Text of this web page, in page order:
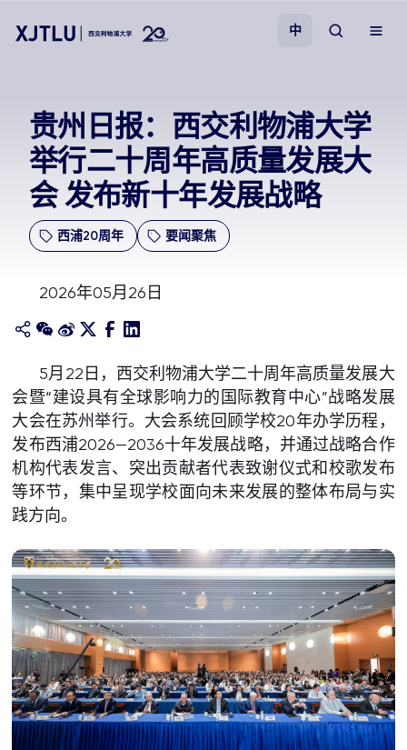
招生
科研
关于我们
中
贵州日报：西交利物浦大学
举行二十周年高质量发展大
会 发布新十年发展战略
西浦20周年 要闻聚焦
2026年05月26日
5月22日，西交利物浦大学二十周年高质量发展大
会暨“建设具有全球影响力的国际教育中心”战略发展
大会在苏州举行。大会系统回顾学校20年办学历程，
发布西浦2026—2036十年发展战略，并通过战略合作
机构代表发言、突出贡献者代表致谢仪式和校歌发布
等环节，集中呈现学校面向未来发展的整体布局与实
践方向。